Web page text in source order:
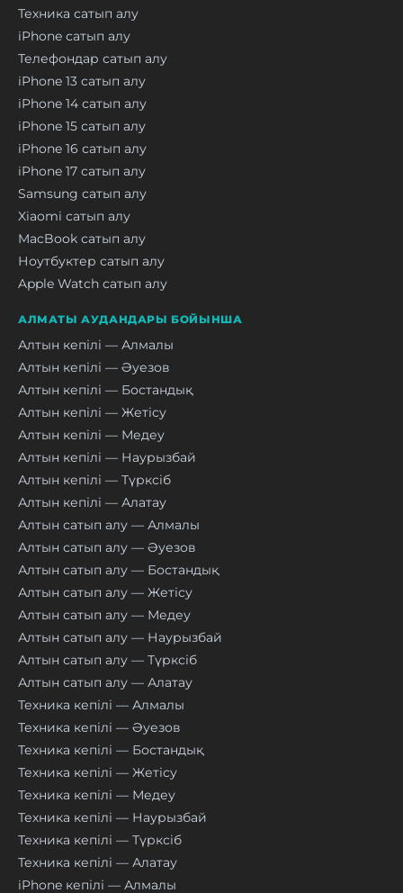
Техника сатып алу
iPhone сатып алу
Телефондар сатып алу
iPhone 13 сатып алу
iPhone 14 сатып алу
iPhone 15 сатып алу
iPhone 16 сатып алу
iPhone 17 сатып алу
Samsung сатып алу
Xiaomi сатып алу
MacBook сатып алу
Ноутбуктер сатып алу
Apple Watch сатып алу
АЛМАТЫ АУДАНДАРЫ БОЙЫНША
Алтын кепілі — Алмалы
Алтын кепілі — Әуезов
Алтын кепілі — Бостандық
Алтын кепілі — Жетісу
Алтын кепілі — Медеу
Алтын кепілі — Наурызбай
Алтын кепілі — Түрксіб
Алтын кепілі — Алатау
Алтын сатып алу — Алмалы
Алтын сатып алу — Әуезов
Алтын сатып алу — Бостандық
Алтын сатып алу — Жетісу
Алтын сатып алу — Медеу
Алтын сатып алу — Наурызбай
Алтын сатып алу — Түрксіб
Алтын сатып алу — Алатау
Техника кепілі — Алмалы
Техника кепілі — Әуезов
Техника кепілі — Бостандық
Техника кепілі — Жетісу
Техника кепілі — Медеу
Техника кепілі — Наурызбай
Техника кепілі — Түрксіб
Техника кепілі — Алатау
iPhone кепілі — Алмалы